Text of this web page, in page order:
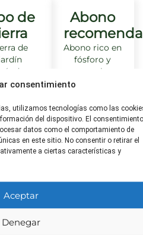
consentimiento
utilizamos tecnologías como las
del dispositivo. El
datos como el comportamiento de
en este sitio. No consentir o retirar el
a ciertas características y
Aceptar
Denegar
de
de
Abono
Abono rico en
fósforo y
potasio
No tóxico